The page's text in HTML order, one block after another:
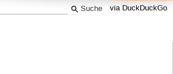
via DuckDuckGo